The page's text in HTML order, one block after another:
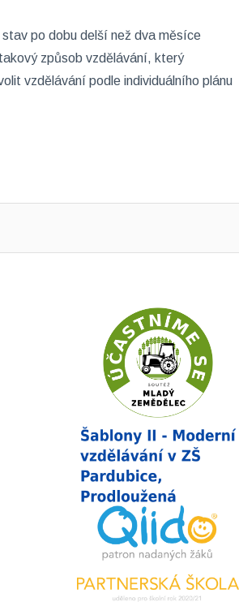
po dobu delší než dva měsíce
způsob vzdělávání, který
vzdělávání podle individuálního plánu